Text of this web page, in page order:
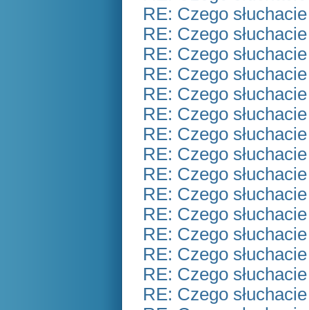
RE: Czego
RE: Czego
RE: Czego
RE: Czego
RE: Czego
RE: Czego
RE: Czego
RE: Czego
RE: Czego
RE: Czego
RE: Czego
RE: Czego
RE: Czego
RE: Czego
RE: Czego